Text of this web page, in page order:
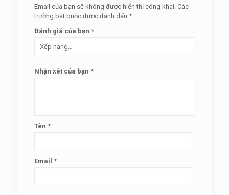
Email của bạn sẽ không được hiển thị công khai. Các
trường bắt buộc được đánh dấu *
Đánh giá của bạn *
Nhận xét của bạn *
Tên *
Email *